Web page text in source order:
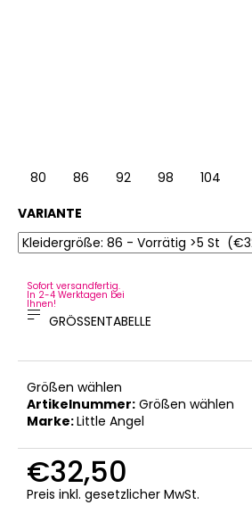
80 86 92 98 104
VARIANTE
Sofort versandfertig.
In 2-4 Werktagen bei
Ihnen!
GRÖSSENTABELLE
Größen wählen
Artikelnummer: Größen wählen
Marke:Little Angel
€32,50
Preis inkl. gesetzlicher MwSt.